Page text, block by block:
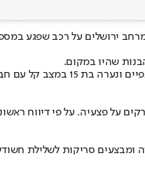
שהיו במקום.
חובשים ופראמדיקים של מד"א העניקו טיפול רפואי
סריקות לשלילת